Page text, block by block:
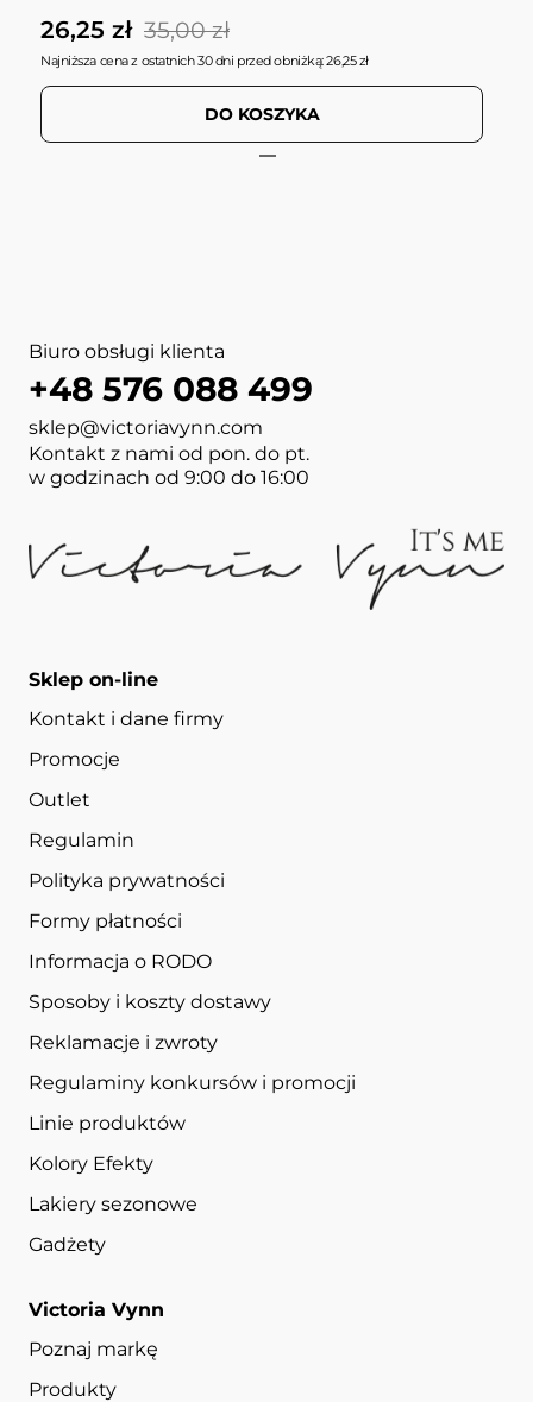
26,25 zł 35,00 zł
Najniższa cena z ostatnich 30 dni przed obniżką: 26,25 zł
DO KOSZYKA
Biuro obsługi klienta
+48 576 088 499
sklep@victoriavynn.com
Kontakt z nami od pon. do pt.
w godzinach od 9:00 do 16:00
Sklep on-line
Kontakt i dane firmy
Promocje
Outlet
Regulamin
Polityka prywatności
Formy płatności
Informacja o RODO
Sposoby i koszty dostawy
Reklamacje i zwroty
Regulaminy konkursów i promocji
Linie produktów
Kolory Efekty
Lakiery sezonowe
Gadżety
Victoria Vynn
Poznaj markę
Produkty